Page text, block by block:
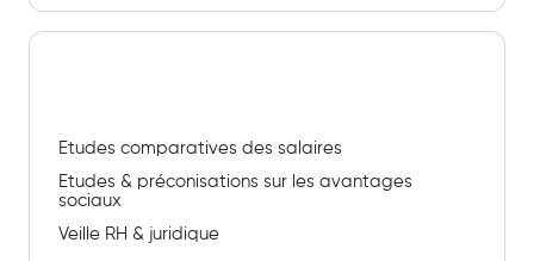
Etudes comparatives des salaires
Etudes & préconisations sur les avantages
sociaux
Veille RH & juridique